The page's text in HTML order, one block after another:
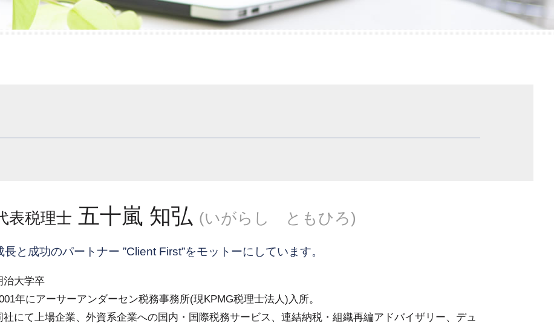
税務会計
節税対策 法人設立
税務調査 いつ 個人
税務調査 税理士 立会
使用料 租税条約 英語
外国子会社合算税制 移転価格税制
法
表税理士 五十嵐 知弘 (いがらし ともひろ)
長と成功のパートナー ”Client First”をモットーにしています。
治大学卒
年にアーサーアンダーセン税務事務所(現KPMG税理士法人)入所。
社にて上場企業、外資系企業への国内・国際税務サービス、連結納税・組織再編アドバイザリー、デュ